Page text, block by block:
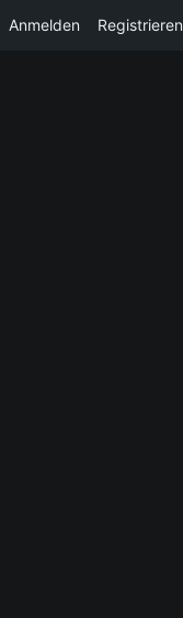
Anmelden Registrieren